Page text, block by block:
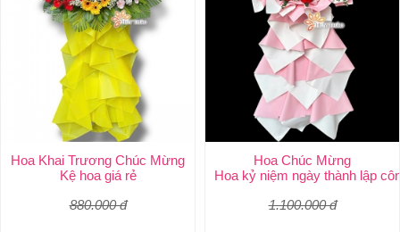
Hoa Khai Trương Chúc Mừng
Kệ hoa giá rẻ
880.000 đ
Hoa Chúc Mừng
Hoa kỷ niệm ngày thành lập
1.100.000 đ